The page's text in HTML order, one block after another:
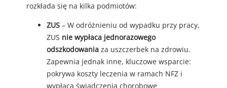
rozkłada się na kilka podmiotów:
ZUS – W odróżnieniu od wypadku przy pracy,
ZUS nie wypłaca jednorazowego
odszkodowania za uszczerbek na zdrowiu.
Zapewnia jednak inne, kluczowe wsparcie:
pokrywa koszty leczenia w ramach NFZ i
wypłaca świadczenia chorobowe